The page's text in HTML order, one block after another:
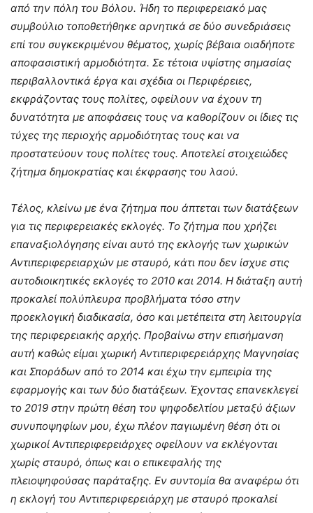
από την πόλη του Βόλου. Ήδη το περιφερειακό μας
συμβούλιο τοποθετήθηκε αρνητικά σε δύο συνεδριάσεις
επί του συγκεκριμένου θέματος, χωρίς βέβαια οιαδήποτε
αποφασιστική αρμοδιότητα. Σε τέτοια υψίστης σημασίας
περιβαλλοντικά έργα και σχέδια οι Περιφέρειες,
εκφράζοντας τους πολίτες, οφείλουν να έχουν τη
δυνατότητα με αποφάσεις τους να καθορίζουν οι ίδιες τις
τύχες της περιοχής αρμοδιότητας τους και να
προστατεύουν τους πολίτες τους. Αποτελεί στοιχειώδες
ζήτημα δημοκρατίας και έκφρασης του λαού.
Τέλος, κλείνω με ένα ζήτημα που άπτεται των διατάξεων
για τις περιφερειακές εκλογές. Το ζήτημα που χρήζει
επαναξιολόγησης είναι αυτό της εκλογής των χωρικών
Αντιπεριφερειαρχών με σταυρό, κάτι που δεν ίσχυε στις
αυτοδιοικητικές εκλογές το 2010 και 2014. Η διάταξη αυτή
προκαλεί πολύπλευρα προβλήματα τόσο στην
προεκλογική διαδικασία, όσο και μετέπειτα στη λειτουργία
της περιφερειακής αρχής. Προβαίνω στην επισήμανση
αυτή καθώς είμαι χωρική Αντιπεριφερειάρχης Μαγνησίας
και Σποράδων από το 2014 και έχω την εμπειρία της
εφαρμογής και των δύο διατάξεων. Έχοντας επανεκλεγεί
το 2019 στην πρώτη θέση του ψηφοδελτίου μεταξύ άξιων
συνυποψηφίων μου, έχω πλέον παγιωμένη θέση ότι οι
χωρικοί Αντιπεριφερειάρχες οφείλουν να εκλέγονται
χωρίς σταυρό, όπως και ο επικεφαλής της
πλειοψηφούσας παράταξης. Εν συντομία θα αναφέρω ότι
η εκλογή του Αντιπεριφερειάρχη με σταυρό προκαλεί